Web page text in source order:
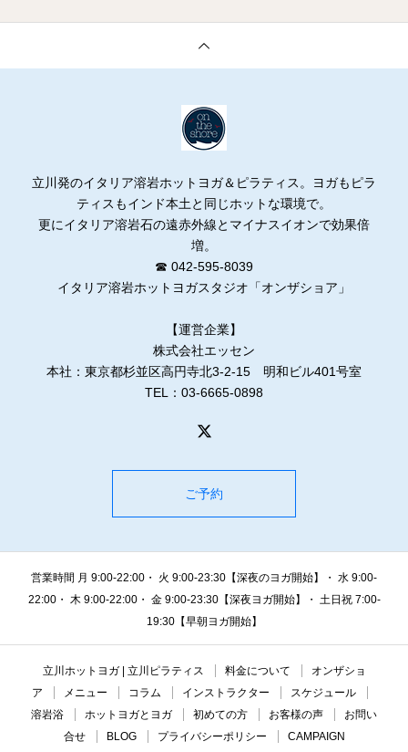
立川発のイタリア溶岩ホットヨガ＆ピラティス。ヨガもピラ
ティスもインド本土と同じホットな環境で。
更にイタリア溶岩石の遠赤外線とマイナスイオンで効果倍
増。
☎ 042-595-8039
イタリア溶岩ホットヨガスタジオ「オンザショア」
【運営企業】
株式会社エッセン
本社：東京都杉並区高円寺北3-2-15 明和ビル401号室
TEL：03-6665-0898
ご予約
営業時間 月 9:00-22:00・ 火 9:00-23:30【深夜のヨガ開始】・ 水 9:00-
22:00・ 木 9:00-22:00・ 金 9:00-23:30【深夜ヨガ開始】・ 土日祝 7:00-
19:30【早朝ヨガ開始】
立川ホットヨガ | 立川ピラティス 料金について
オンザショ
ア
メニュー コラム インストラクター
スケジュール
溶岩浴
ホットヨガとヨガ 初めての方 お客様の声
お問い
合せ
BLOG プライバシーポリシー CAMPAIGN